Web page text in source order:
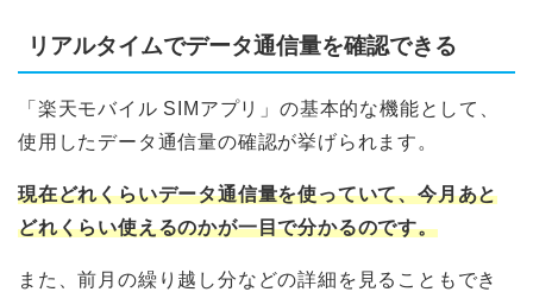
リアルタイムでデータ通信量を確認できる
「楽天モバイル SIMアプリ」の基本的な機能として、
使用したデータ通信量の確認が挙げられます。
現在どれくらいデータ通信量を使っていて、今月あと
どれくらい使えるのかが一目で分かるのです。
また、前月の繰り越し分などの詳細を見ることもでき